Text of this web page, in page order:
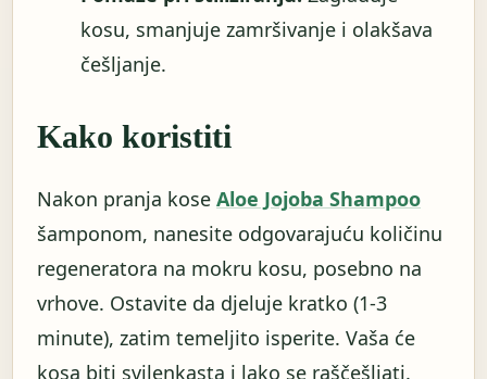
kosu, smanjuje zamršivanje i olakšava
češljanje.
Kako koristiti
Nakon pranja kose Aloe Jojoba Shampoo
šamponom, nanesite odgovarajuću količinu
regeneratora na mokru kosu, posebno na
vrhove. Ostavite da djeluje kratko (1-3
minute), zatim temeljito isperite. Vaša će
kosa biti svilenkasta i lako se raščešljati.